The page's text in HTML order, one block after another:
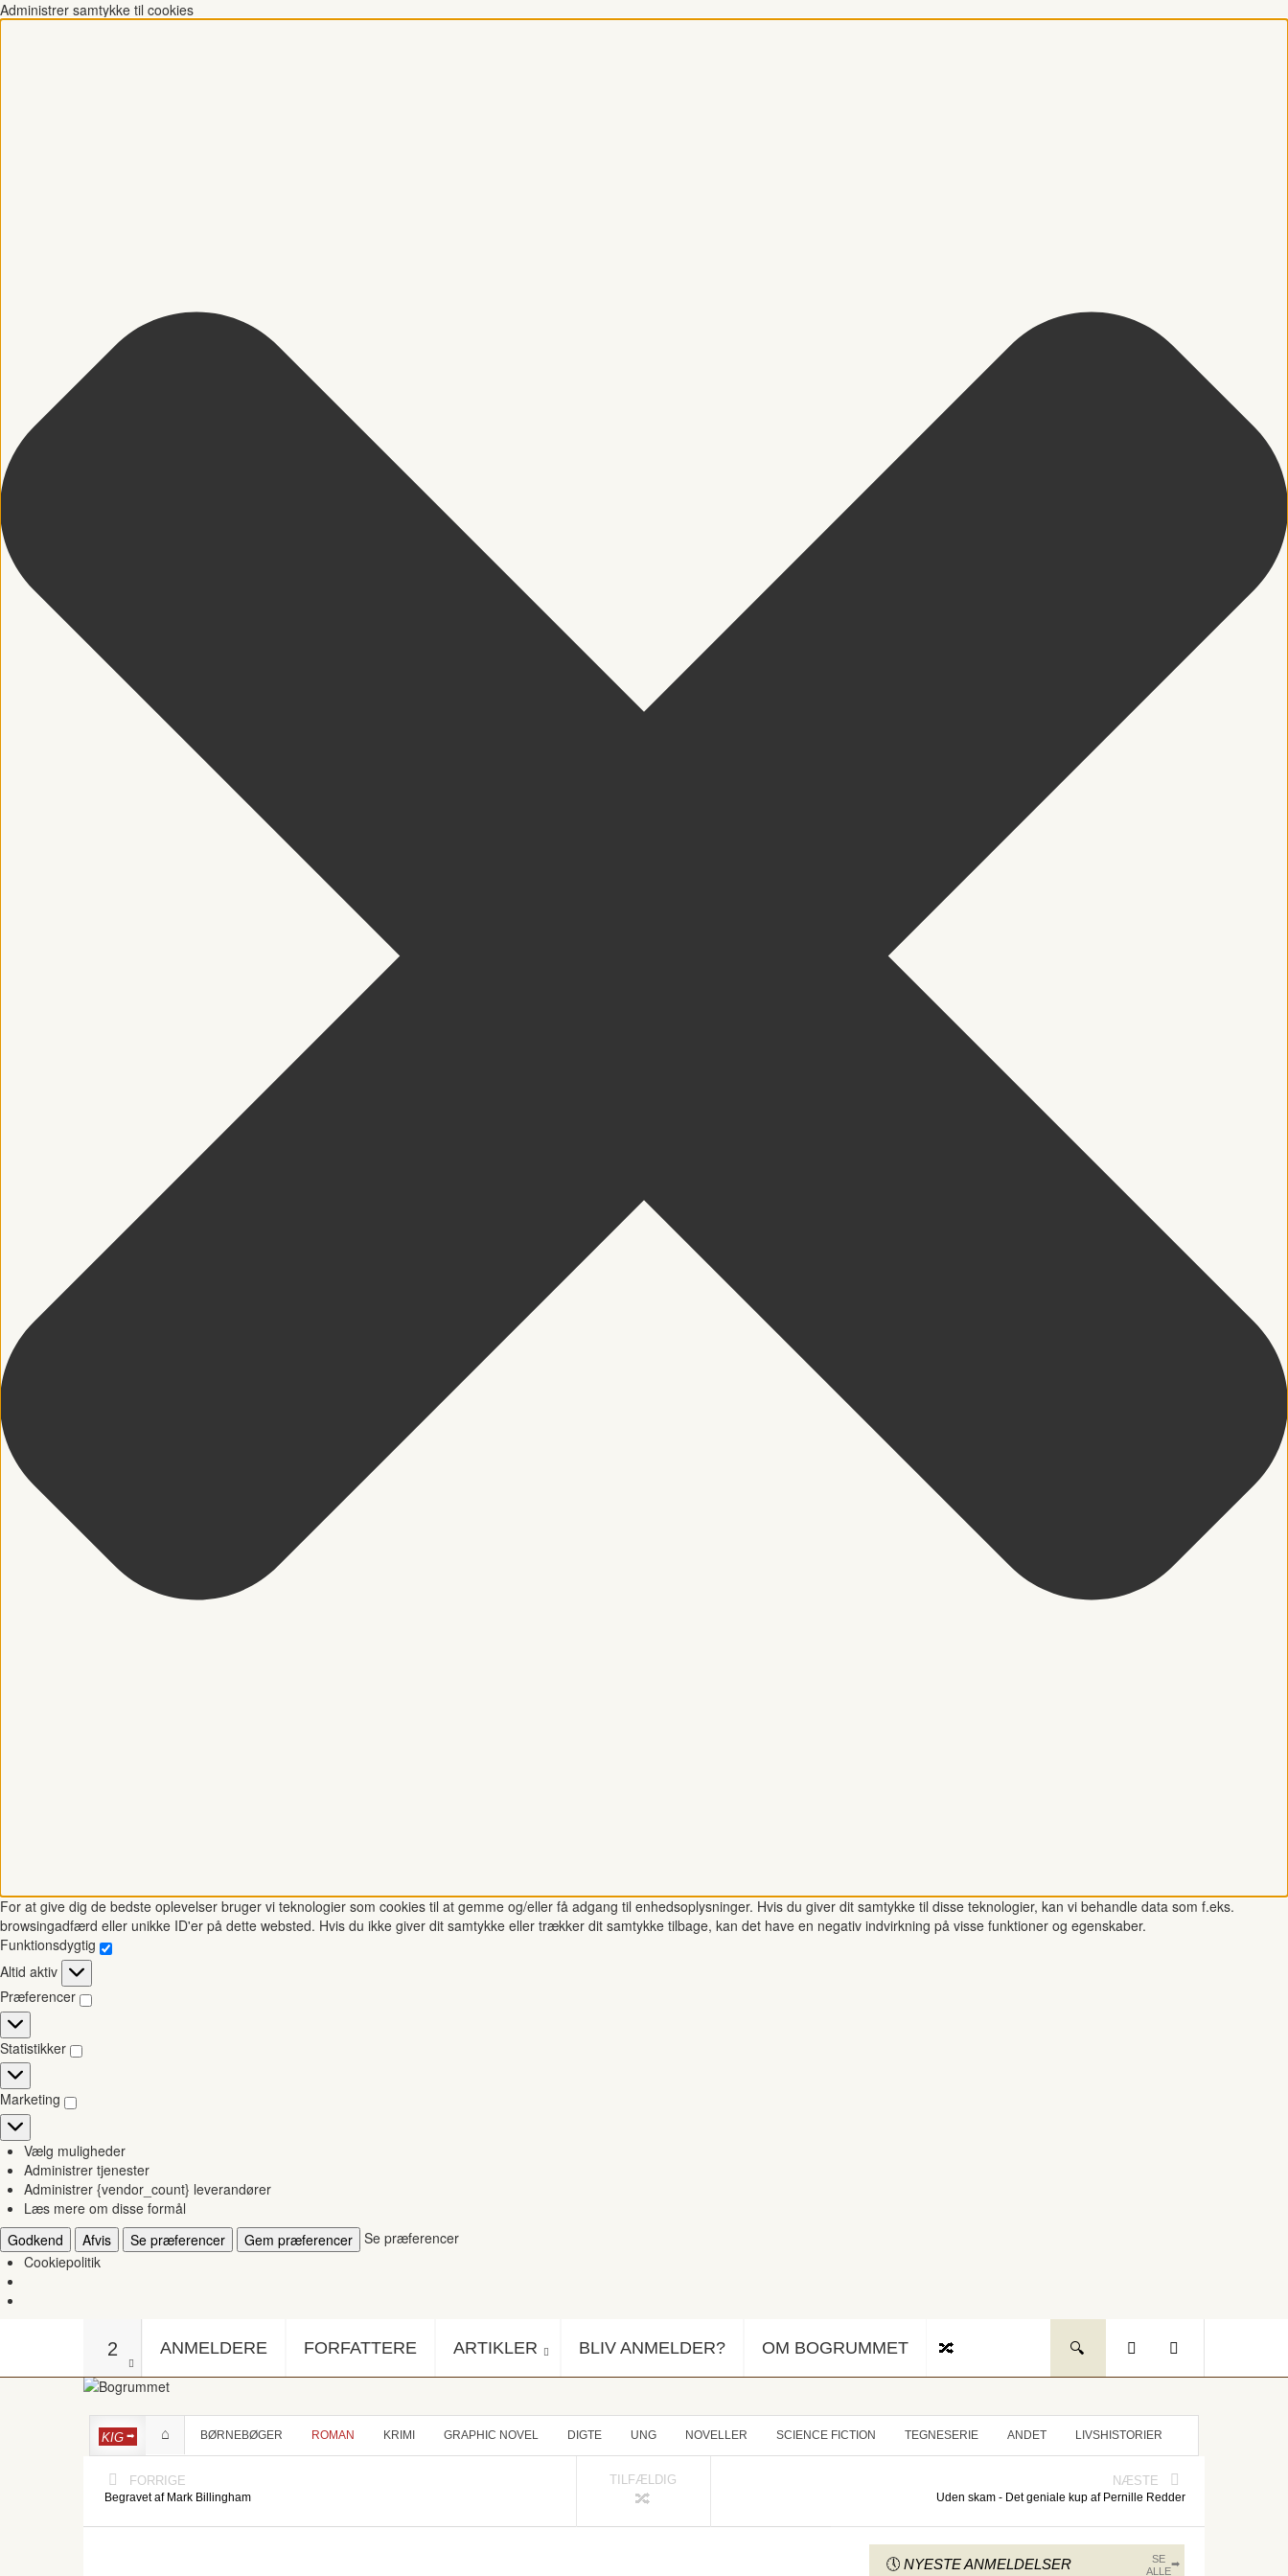
Administrer samtykke til cookies
For at give dig de bedste oplevelser bruger vi teknologier som cookies til at gemme og/eller få adgang til enhedsoplysninger. Hvis du giver dit samtykke til disse teknologier, kan vi behandle data som f.eks.
browsingadfærd eller unikke ID'er på dette websted. Hvis du ikke giver dit samtykke eller trækker dit samtykke tilbage, kan det have en negativ indvirkning på visse funktioner og egenskaber.
Funktionsdygtig
Funktionsdygtig
Altid aktiv
Præferencer
Præferencer
Statistikker
Statistikker
Marketing
Marketing
Vælg muligheder
Administrer tjenester
Administrer {vendor_count} leverandører
Læs mere om disse formål
Godkend
Afvis Se præferencer Gem præferencer Se præferencer
Cookiepolitik
2 ANMELDERE FORFATTERE ARTIKLER BLIV ANMELDER? OM BOGRUMMET
KIG BØRNEBØGER ROMAN KRIMI GRAPHIC NOVEL DIGTE UNG NOVELLER SCIENCE FICTION TEGNESERIE ANDET LIVSHISTORIER
FORRIGE
Begravet af Mark Billingham
TILFÆLDIG NÆSTE
Uden skam - Det geniale kup af Pernille Redder
NYESTE ANMELDELSER
SE
ALLE